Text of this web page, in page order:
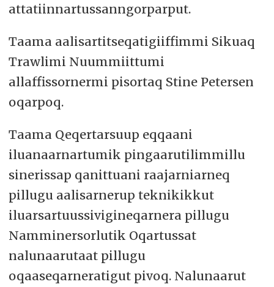
attatiinnartussanngorparput.
Taama aalisartitseqatigiiffimmi Sikuaq
Trawlimi Nuummiittumi
allaffissornermi pisortaq Stine Petersen
oqarpoq.
Taama Qeqertarsuup eqqaani
iluanaarnartumik pingaarutilimmillu
sinerissap qanittuani raajarniarneq
pillugu aalisarnerup teknikikkut
iluarsartuussivigineqarnera pillugu
Namminersorlutik Oqartussat
nalunaarutaat pillugu
oqaaseqarneratigut pivoq. Nalunaarut